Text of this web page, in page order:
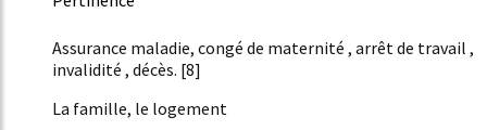
Assurance maladie, congé de maternité , arrêt de travail ,
invalidité , décès. [8]
La famille, le logement